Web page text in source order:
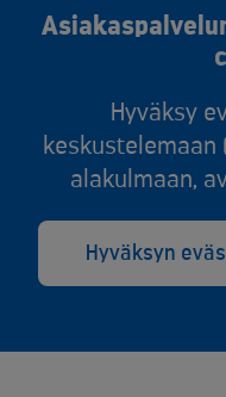
Hyväksy
alakulmaan,
Hyväksyn